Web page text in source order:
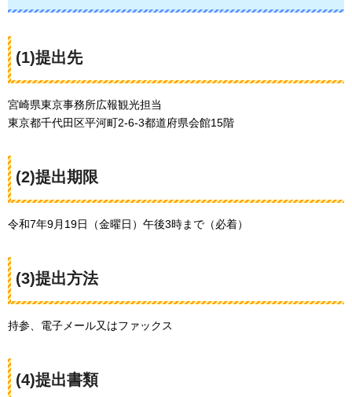
(1)提出先
宮崎県東京事務所広報観光担当
東京都千代田区平河町2-6-3都道府県会館15階
(2)提出期限
令和7年9月19日（金曜日）午後3時まで（必着）
(3)提出方法
持参、電子メール又はファックス
(4)提出書類